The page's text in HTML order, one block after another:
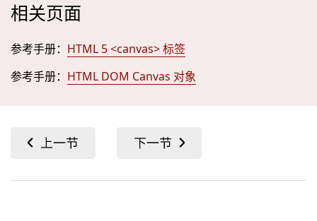
相关页面
参考手册： HTML 5 <canvas> 标签
参考手册： HTML DOM Canvas 对象